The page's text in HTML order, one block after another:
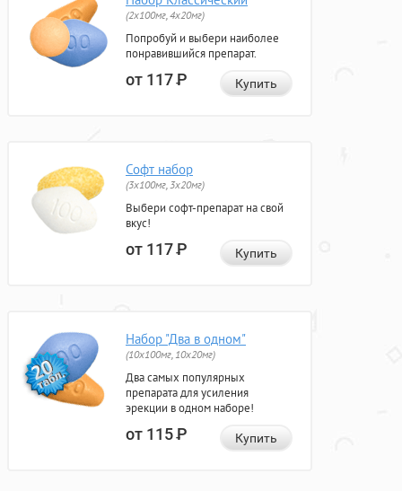
(2x100мг, 4x20мг)
Попробуй и выбери наиболее
понравившийся препарат.
от 117Р Купить
Софт набор
(3x100мг, 3x20мг)
Выбери софт-препарат на свой
вкус!
от 117Р Купить
Набор "Два в одном"
(10x100мг, 10x20мг)
Два самых популярных
препарата для усиления
эрекции в одном наборе!
от 115Р Купить